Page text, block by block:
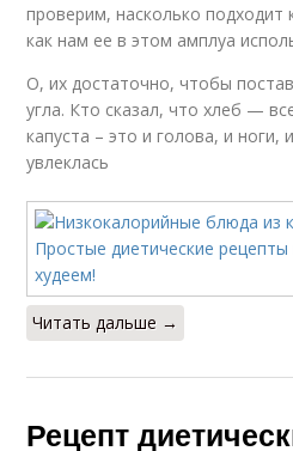
проверим, насколько подходит
как нам ее в этом амплуа
О, их достаточно, чтобы
угла. Кто сказал, что хлеб —
капуста – это и голова, и ноги,
увлеклась
Читать дальше →
Рецепт